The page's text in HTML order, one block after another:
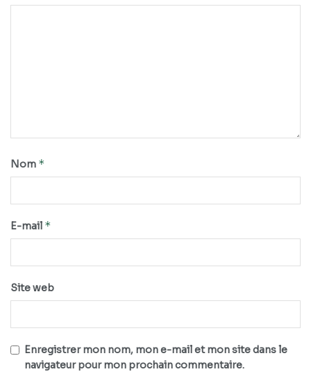
Nom *
E-mail *
Site web
Enregistrer mon nom, mon e-mail et mon site dans le
navigateur pour mon prochain commentaire.